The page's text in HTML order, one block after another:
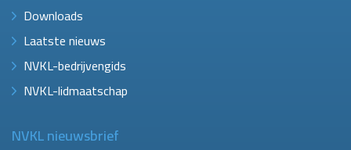
Downloads
Laatste nieuws
NVKL-bedrijvengids
NVKL-lidmaatschap
NVKL nieuwsbrief